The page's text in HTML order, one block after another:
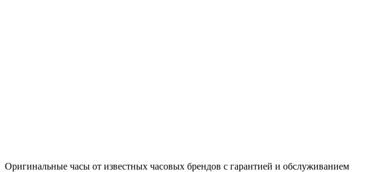
Оригинальные часы от известных часовых брендов с гарантией и обслуживанием